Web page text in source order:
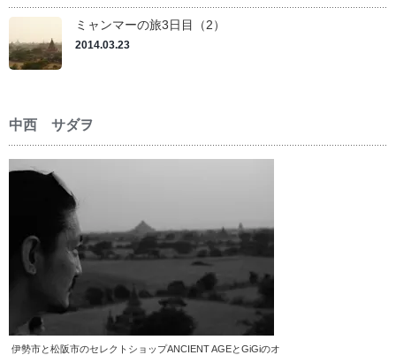
ミャンマーの旅3日目（2）
2014.03.23
中西 サダヲ
伊勢市と松阪市のセレクトショップANCIENT AGEとGiGiのオ